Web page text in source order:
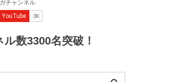
数3300名突破！